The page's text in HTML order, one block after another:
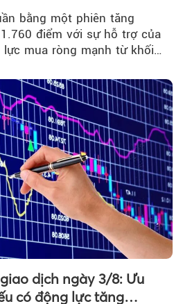
bằng một phiên tăng
điểm với sự hỗ trợ của
mua ròng mạnh từ khối
dịch ngày 3/8: Ưu
có động lực tăng